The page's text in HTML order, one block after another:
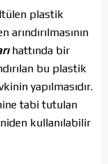
plastik
arındırılmasının
hattında bir
bu plastik
yapılmasıdır.
tabi tutulan
kullanılabilir